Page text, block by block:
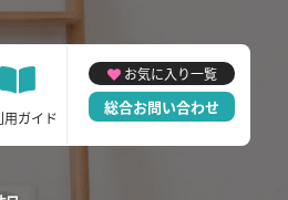
用ガイド
お気に入り一覧
総合お問い合わせ